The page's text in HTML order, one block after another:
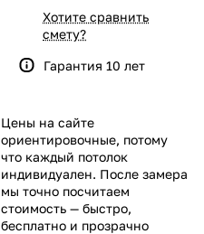
Хотите сравнить
смету?
Гарантия 10 лет
Цены на сайте
ориентировочные, потому
что каждый потолок
индивидуален. После замера
мы точно посчитаем
стоимость — быстро,
бесплатно и прозрачно